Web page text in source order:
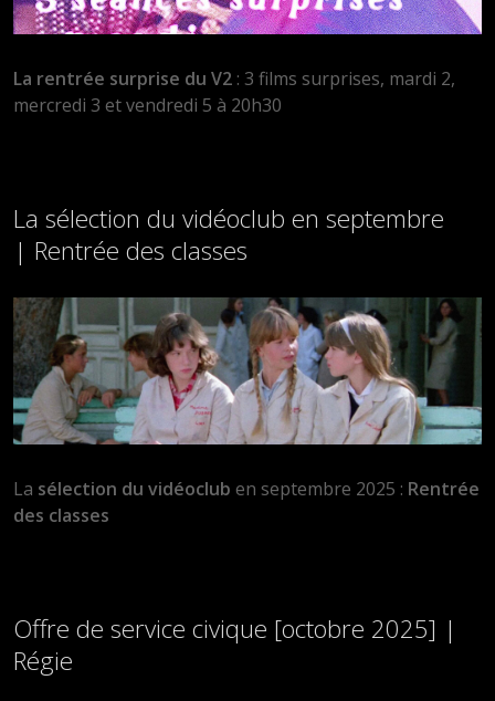
La rentrée surprise du V2 : 3 films surprises, mardi 2,
mercredi 3 et vendredi 5 à 20h30
La sélection du vidéoclub en septembre
| Rentrée des classes
La sélection du vidéoclub en septembre 2025 : Rentrée
des classes
Offre de service civique [octobre 2025] |
Régie